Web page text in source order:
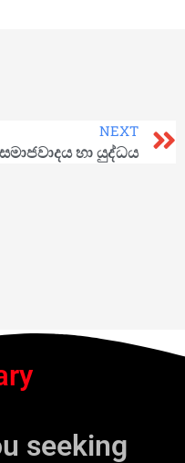
NEXT
සමාජවාදය හා යුද්ධය
seeking